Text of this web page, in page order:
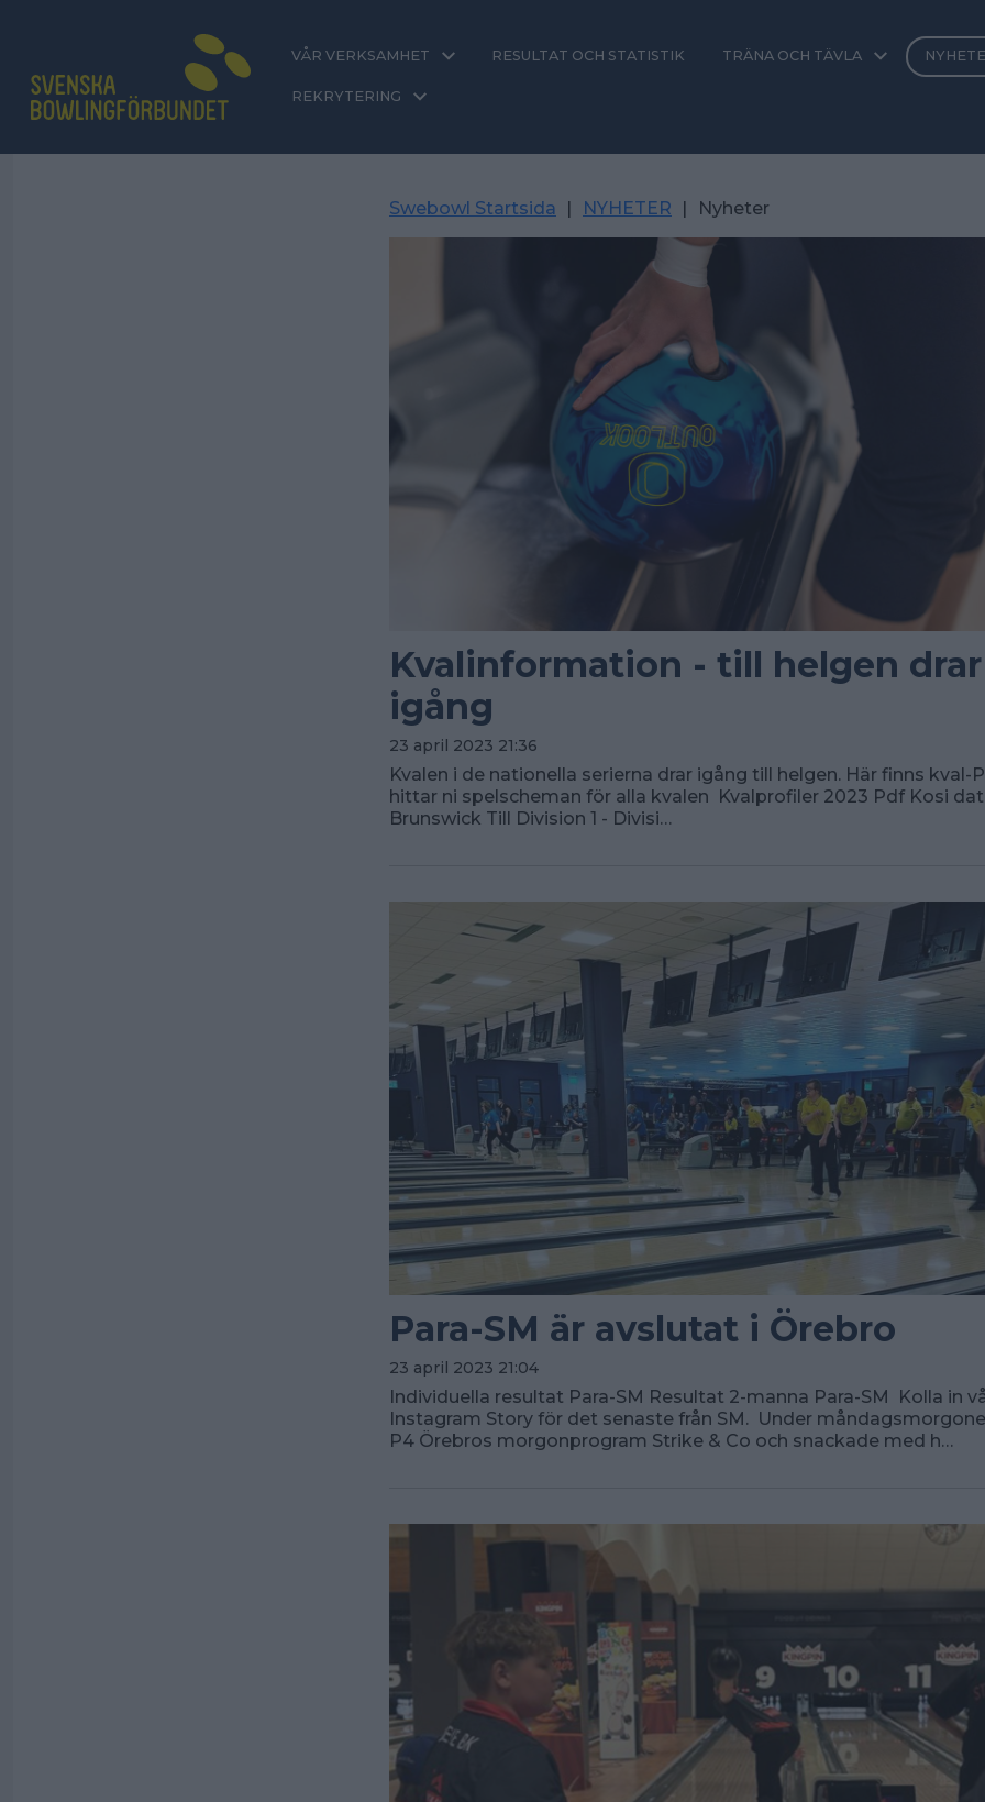
VÅR VERKSAMHET RESULTAT OCH STATISTIK TRÄNA OCH TÄVLA
REKRYTERING
Swebowl Startsida | NYHETER | Nyheter
Kvalinformation - till helgen
igång
23 april 2023 21:36
Kvalen i de nationella serierna drar igång till helgen. Här finns kval-
hittar ni spelscheman för alla kvalen Kvalprofiler 2023 Pdf Kosi
Brunswick Till Division 1 - Divisi…
Para-SM är avslutat i Örebro
23 april 2023 21:04
Individuella resultat Para-SM Resultat 2-manna Para-SM Kolla in
Instagram Story för det senaste från SM. Under
P4 Örebros morgonprogram Strike & Co och snackade med h…